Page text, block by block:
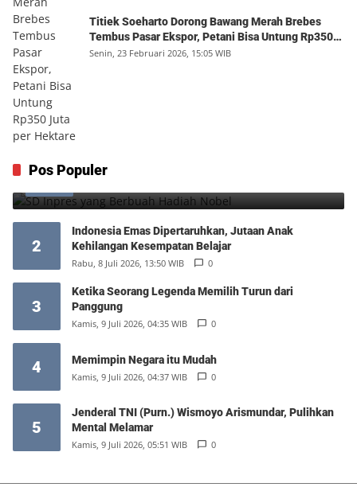
Titiek Soeharto Dorong Bawang Merah Brebes
Tembus Pasar Ekspor, Petani Bisa Untung Rp350
Juta per Hektare
Senin, 23 Februari 2026, 15:05 WIB
Pos Populer
1 SD Inpres yang Berbuah Hadiah Nobel
2
Indonesia Emas Dipertaruhkan, Jutaan Anak
Kehilangan Kesempatan Belajar
Rabu, 8 Juli 2026, 13:50 WIB 0
3
Ketika Seorang Legenda Memilih Turun dari
Panggung
Kamis, 9 Juli 2026, 04:35 WIB 0
4 Memimpin Negara itu Mudah
Kamis, 9 Juli 2026, 04:37 WIB 0
5
Jenderal TNI (Purn.) Wismoyo Arismundar, Pulihkan
Mental Melamar
Kamis, 9 Juli 2026, 05:51 WIB 0